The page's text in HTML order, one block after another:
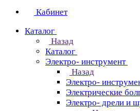
Кабинет
Каталог
Назад
Каталог
Электро- инструмент
Назад
Электро-
Электрические
Электро- дрели и